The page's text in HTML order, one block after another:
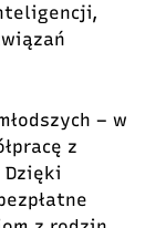
– w
z
Dzięki